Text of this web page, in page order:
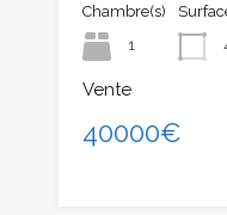
Chambre(s)
1
Vente
40000€